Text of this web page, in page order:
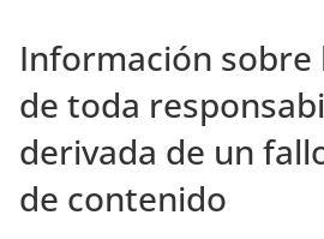
Información sobre
de toda
derivada de un
de contenido